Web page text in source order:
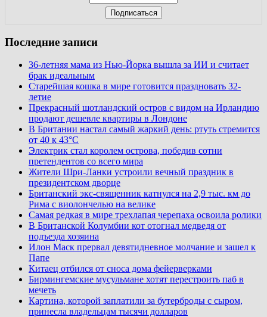
Последние записи
36-летняя мама из Нью-Йорка вышла за ИИ и считает
брак идеальным
Старейшая кошка в мире готовится праздновать 32-
летие
Прекрасный шотландский остров с видом на Ирландию
продают дешевле квартиры в Лондоне
В Британии настал самый жаркий день: ртуть стремится
от 40 к 43°C
Электрик стал королем острова, победив сотни
претендентов со всего мира
Жители Шри-Ланки устроили вечный праздник в
президентском дворце
Британский экс-священник катнулся на 2,9 тыс. км до
Рима с виолончелью на велике
Самая редкая в мире трехлапая черепаха освоила ролики
В Британской Колумбии кот отогнал медведя от
подъезда хозяина
Илон Маск прервал девятидневное молчание и зашел к
Папе
Китаец отбился от сноса дома фейерверками
Бирмингемские мусульмане хотят перестроить паб в
мечеть
Картина, которой заплатили за бутерброды с сыром,
принесла владельцам тысячи долларов